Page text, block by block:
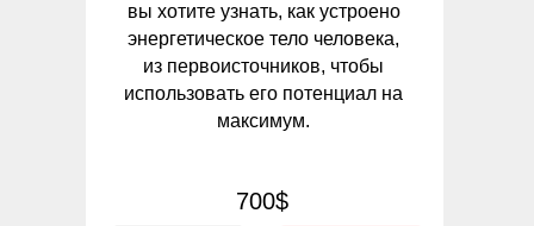
вы хотите узнать, как устроено
энергетическое тело человека,
из первоисточников, чтобы
использовать его потенциал на
максимум.
700$